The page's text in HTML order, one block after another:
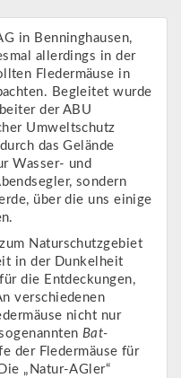
in Benninghausen,
allerdings in der
Fledermäuse in
Begleitet wurde
der ABU
Umweltschutz
das Gelände
Wasser- und
sondern
über die uns einige
Naturschutzgebiet
in der Dunkelheit
die Entdeckungen,
verschiedenen
nicht nur
Bat-
der Fledermäuse für
„Natur-AGler“